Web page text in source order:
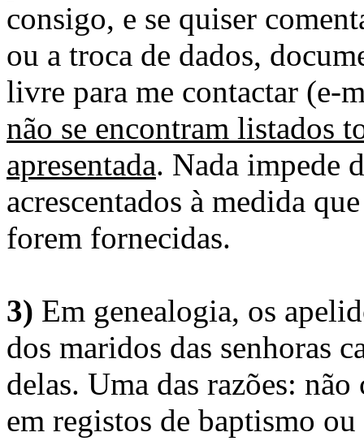
consigo, e se quiser
ou a troca de dados,
livre para me contactar (e-
não se encontram listados
apresentada. Nada impede
acrescentados à medida
forem fornecidas.
3) Em genealogia, os
dos maridos das senhoras
delas. Uma das razões:
em registos de baptismo